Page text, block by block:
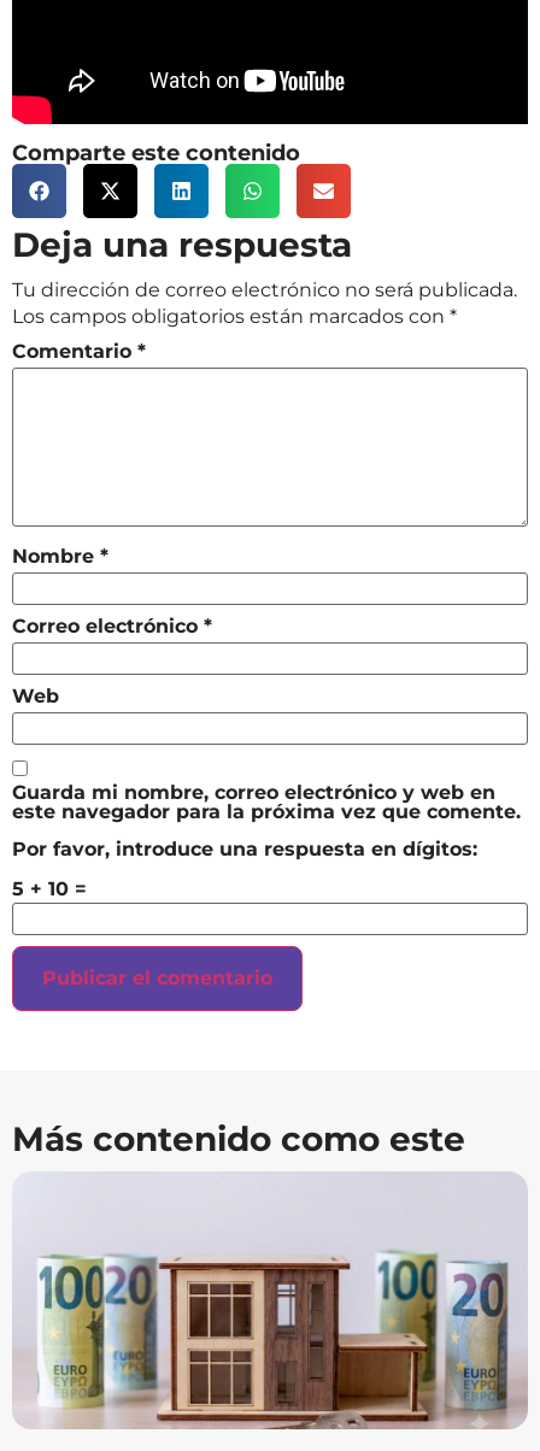
Comparte este contenido
Deja una respuesta
Tu dirección de correo electrónico no será publicada.
Los campos obligatorios están marcados con *
Comentario *
Nombre *
Correo electrónico *
Web
Guarda mi nombre, correo electrónico y web en
este navegador para la próxima vez que comente.
Por favor, introduce una respuesta en dígitos:
5 + 10 =
Más contenido como este